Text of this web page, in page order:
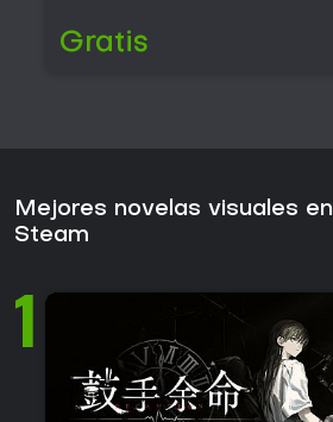
Gratis
Mejores novelas visuales en
Steam
1